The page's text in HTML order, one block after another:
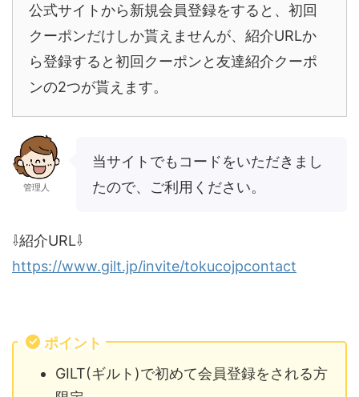
公式サイトから新規会員登録をすると、初回
クーポンだけしか貰えませんが、紹介URLか
ら登録すると初回クーポンと友達紹介クーポ
ンの2つが貰えます。
管理人
当サイトでもコードをいただきまし
たので、ご利用ください。
⇩紹介URL⇩
https://www.gilt.jp/invite/tokucojpcontact
ポイント
GILT(ギルト)で初めて会員登録をされる方